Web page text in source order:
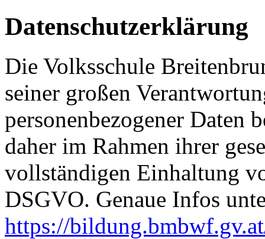
Datenschutzerklärung
Die Volksschule
seiner großen
personenbezogener Daten
daher im Rahmen ihrer
vollständigen Einhaltung
DSGVO. Genaue Infos
https://